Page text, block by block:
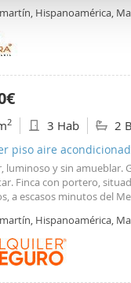
se usan para
el tráfico. Además,
de redes
Hispanoamérica,
2 3 Hab 2
piso aire
luminoso y sin amueblar.
Finca con portero,
a escasos minutos del
Hispanoamérica,